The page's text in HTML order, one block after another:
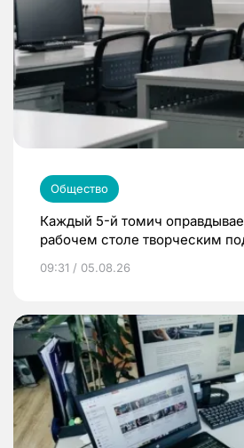
Общество
Каждый 5-й томич
рабочем столе творческим
09:31 / 05.08.26